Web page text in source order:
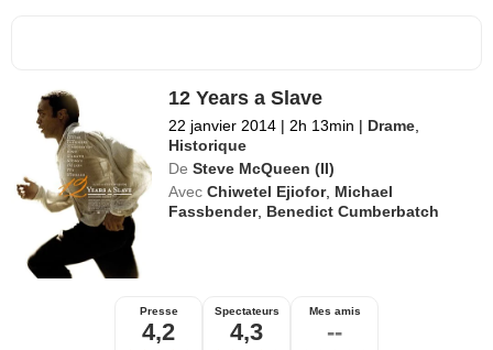
12 Years a Slave
22 janvier 2014 | 2h 13min | Drame
Historique
De Steve McQueen (II)
Avec Chiwetel Ejiofor, Michael
Fassbender, Benedict Cumberbatch
Presse
4,2
Spectateurs
4,3
Mes amis
--